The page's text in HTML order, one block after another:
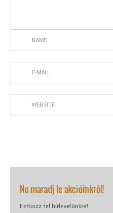
Ne maradj le akcióinkról!
Iratkozz fel hírlevelünkre!